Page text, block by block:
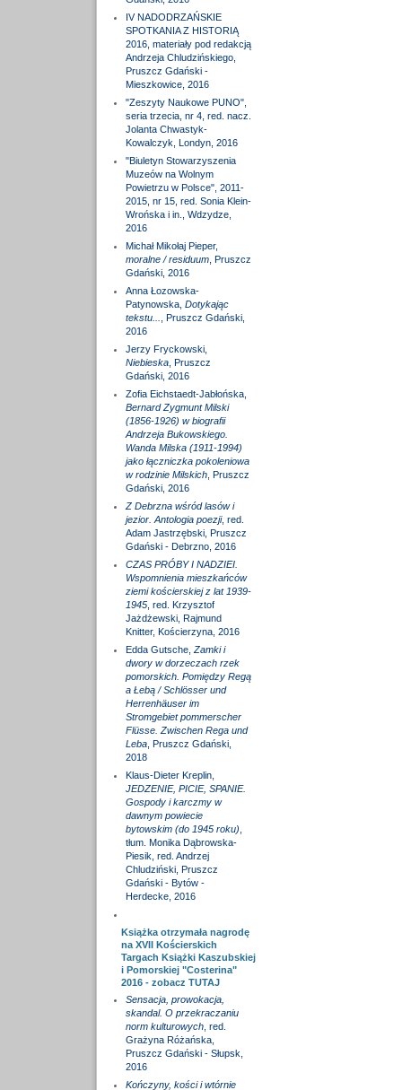
IV NADODRZAŃSKIE
SPOTKANIA Z HISTORIĄ
2016, materiały pod redakcją
Andrzeja Chludzińskiego,
Pruszcz Gdański -
Mieszkowice, 2016
"Zeszyty Naukowe PUNO",
seria trzecia, nr 4, red. nacz.
Jolanta Chwastyk-
Kowalczyk, Londyn, 2016
"Biuletyn Stowarzyszenia
Muzeów na Wolnym
Powietrzu w Polsce", 2011-
2015, nr 15, red. Sonia Klein-
Wrońska i in., Wdzydze,
2016
Michał Mikołaj Pieper,
moralne / residuum, Pruszcz
Gdański, 2016
Anna Łozowska-
Patynowska, Dotykając
tekstu...
, Pruszcz Gdański,
2016
Jerzy Fryckowski,
Niebieska, Pruszcz
Gdański, 2016
Zofia Eichstaedt-Jabłońska,
Bernard Zygmunt Milski
(1856-1926) w biografii
Andrzeja Bukowskiego.
Wanda Milska (1911-1994)
jako łączniczka pokoleniowa
w rodzinie Milskich, Pruszcz
Gdański, 2016
Z Debrzna wśród lasów i
jezior. Antologia poezji, red.
Adam Jastrzębski, Pruszcz
Gdański - Debrzno, 2016
CZAS PRÓBY I NADZIEI.
Wspomnienia mieszkańców
ziemi kościerskiej z lat 1939-
1945, red. Krzysztof
Jażdżewski, Rajmund
Knitter, Kościerzyna, 2016
Edda Gutsche, Zamki i
dwory w dorzeczach rzek
pomorskich. Pomiędzy Regą
a Łebą / Schlösser und
Herrenhäuser im
Stromgebiet pommerscher
Flüsse. Zwischen Rega und
Leba, Pruszcz Gdański,
2018
Klaus-Dieter Kreplin,
JEDZENIE, PICIE, SPANIE.
Gospody i karczmy w
dawnym powiecie
bytowskim (do 1945 roku)
tłum. Monika Dąbrowska-
Piesik, red. Andrzej
Chludziński, Pruszcz
Gdański - Bytów -
Herdecke, 2016
Książka otrzymała nagrodę
na XVII Kościerskich
Targach Książki Kaszubskiej
i Pomorskiej "Costerina"
2016 - zobacz TUTAJ
Sensacja, prowokacja,
skandal. O przekraczaniu
norm kulturowych, red.
Grażyna Różańska,
Pruszcz Gdański - Słupsk,
2016
Kończyny, kości i wtórnie